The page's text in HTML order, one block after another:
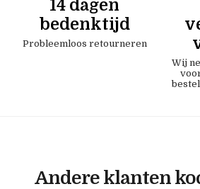
14 dagen
bedenktijd
Probleemloos retourneren
Wij
Andere klanten